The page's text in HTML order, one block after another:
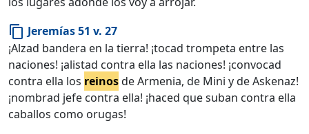
content_copy Jeremías 51 v. 27
¡Alzad bandera en la tierra! ¡tocad trompeta entre las
naciones! ¡alistad contra ella las naciones! ¡convocad
contra ella los reinosde Armenia, de Mini y de Askenaz!
¡nombrad jefe contra ella! ¡haced que suban contra ella
caballos como orugas!